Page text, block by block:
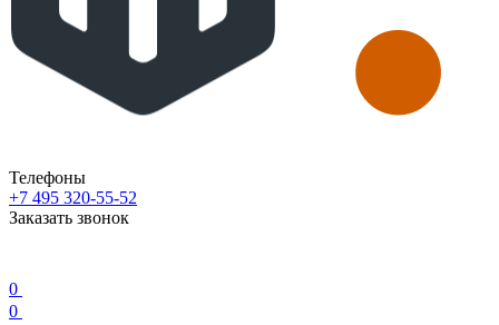
Телефоны
+7 495 320-55-52
Заказать звонок
0
0